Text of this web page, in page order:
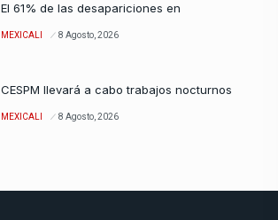
El 61% de las desapariciones en
MEXICALI 8 Agosto, 2026
CESPM llevará a cabo trabajos nocturnos
MEXICALI 8 Agosto, 2026